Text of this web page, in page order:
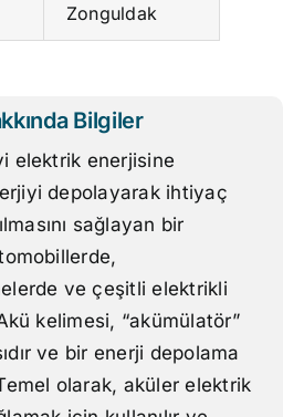
Zonguldak
Bilgiler
elektrik enerjisine
depolayarak ihtiyaç
sağlayan bir
ve çeşitli elektrikli
kelimesi, “akümülatör”
ve bir enerji depolama
olarak, aküler elektrik